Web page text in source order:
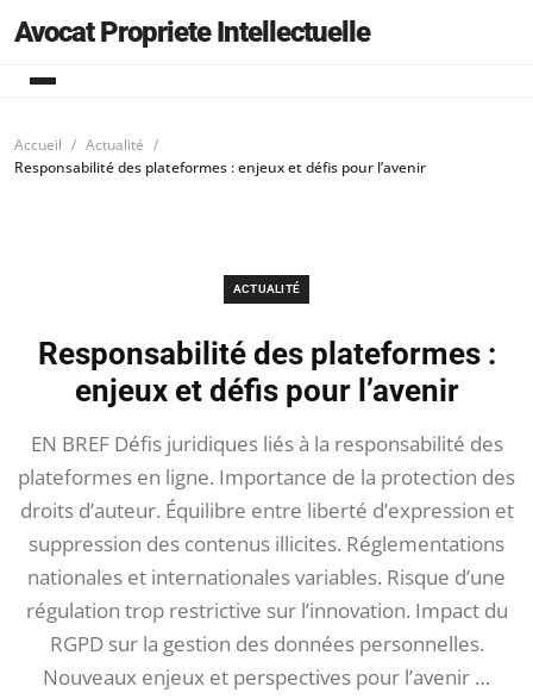
Avocat Propriete Intellectuelle
Accueil
Actualité
Responsabilité des plateformes : enjeux et défis pour l’avenir
ACTUALITÉ
Responsabilité des plateformes :
enjeux et défis pour l’avenir
EN BREF Défis juridiques liés à la responsabilité des
plateformes en ligne. Importance de la protection des
droits d’auteur. Équilibre entre liberté d’expression et
suppression des contenus illicites. Réglementations
nationales et internationales variables. Risque d’une
régulation trop restrictive sur l’innovation. Impact du
RGPD sur la gestion des données personnelles.
Nouveaux enjeux et perspectives pour l’avenir …